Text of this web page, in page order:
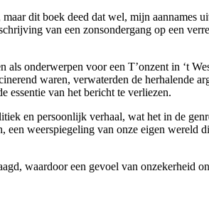
dit boek deed dat wel, mijn
van een zonsondergang op een
onderwerpen voor een T’onzent in ‘t
waren, verwaterden de herhalende
essentie van het bericht te verliezen.
en persoonlijk verhaal, wat het in de
weerspiegeling van onze eigen wereld
waardoor een gevoel van onzekerheid